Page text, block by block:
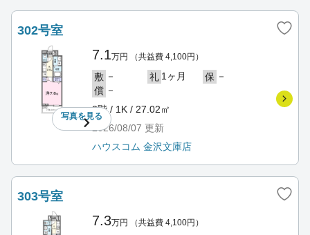
302号室
写真を見る
7.1万円 （共益費 4,100円）
敷 － 礼 1ヶ月 保 －
償 －
3階 / 1K / 27.02㎡
2026/08/07 更新
ハウスコム 金沢文庫店
303号室
7.3万円 （共益費 4,100円）